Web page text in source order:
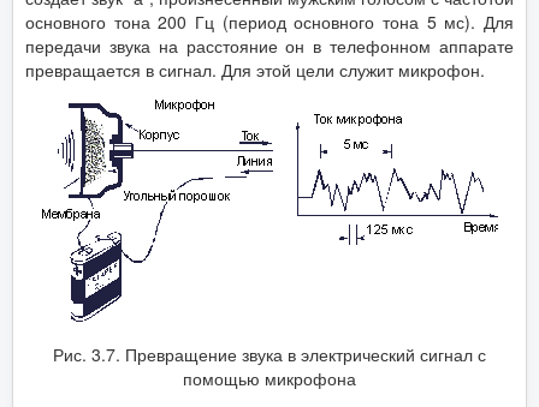
основного тона 200 Гц (период основного тона 5 мс). Для
передачи звука на расстояние он в телефонном аппарате
превращается в сигнал. Для этой цели служит микрофон.
Рис. 3.7. Превращение звука в электрический сигнал с
помощью микрофона